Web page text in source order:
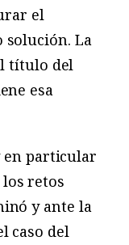
el
solución. La
título del
esa
en particular
retos
y ante la
caso del